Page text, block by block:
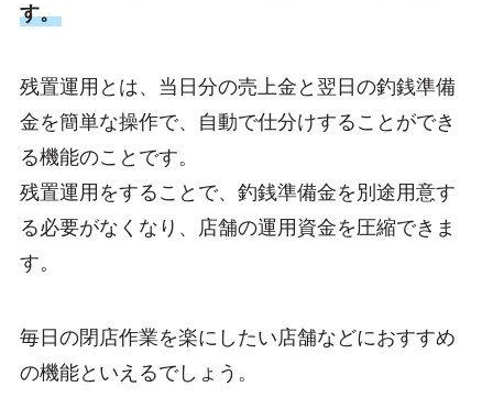
す。
残置運用とは、当日分の売上金と翌日の釣銭準備
金を簡単な操作で、自動で仕分けすることができ
る機能のことです。
残置運用をすることで、釣銭準備金を別途用意す
る必要がなくなり、店舗の運用資金を圧縮できま
す。
毎日の閉店作業を楽にしたい店舗などにおすすめ
の機能といえるでしょう。